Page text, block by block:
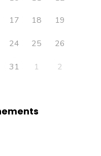
17 18 19
24 25 26
31 1 2